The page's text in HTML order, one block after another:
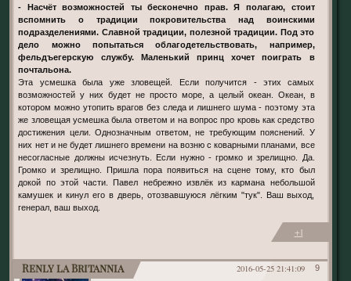
- Насчёт возможностей ты бесконечно прав. Я полагаю, стоит
вспомнить о традиции покровительства над воинскими
подразделениями. Славной традиции, полезной традиции. Под это
дело можно попытаться облагодетельствовать, например,
фельдъегерскую службу. Маленький принц хочет поиграть в
почтальона.
Эта усмешка была уже зловещей. Если получится - этих самых
возможностей у них будет не просто море, а целый океан. Океан, в
котором можно утопить врагов без следа и лишнего шума - поэтому эта
же зловещая усмешка была ответом и на вопрос про кровь как средство
достижения цели. Однозначным ответом, не требующим пояснений. У
них нет и не будет лишнего времени на возню с коварными планами, все
несогласные должны исчезнуть. Если нужно - громко и зрелищно. Да.
Громко и зрелищно. Пришла пора появиться на сцене тому, кто был
докой по этой части. Павел небрежно извлёк из кармана небольшой
камушек и кинул его в дверь, отозвавшуюся лёгким "тук". Ваш выход,
генерал, ваш выход.
+1
9
2016-05-25 21:41:09
Renly la Britannia